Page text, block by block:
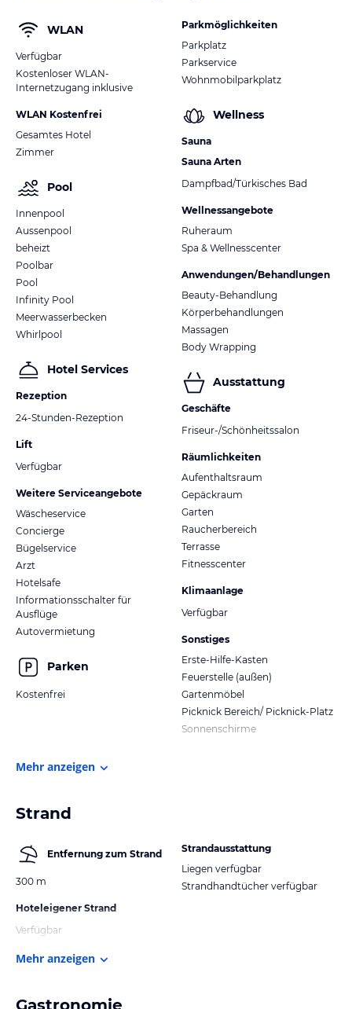
WLAN
Verfügbar
Kostenloser WLAN-
Internetzugang inklusive
WLAN Kostenfrei
Gesamtes Hotel
Zimmer
Pool
Innenpool
Aussenpool
beheizt
Poolbar
Pool
Infinity Pool
Meerwasserbecken
Whirlpool
Hotel Services
Rezeption
24-Stunden-Rezeption
Lift
Verfügbar
Weitere Serviceangebote
Wäscheservice
Concierge
Bügelservice
Arzt
Hotelsafe
Informationsschalter für
Ausflüge
Autovermietung
Parken
Kostenfrei
Parkmöglichkeiten
Parkplatz
Parkservice
Wohnmobilparkplatz
Wellness
Sauna
Sauna Arten
Dampfbad/Türkisches Bad
Wellnessangebote
Ruheraum
Spa & Wellnesscenter
Anwendungen/Behandlungen
Beauty-Behandlung
Körperbehandlungen
Massagen
Body Wrapping
Ausstattung
Geschäfte
Friseur-/Schönheitssalon
Räumlichkeiten
Aufenthaltsraum
Gepäckraum
Garten
Raucherbereich
Terrasse
Fitnesscenter
Klimaanlage
Verfügbar
Sonstiges
Erste-Hilfe-Kasten
Feuerstelle (außen)
Gartenmöbel
Picknick Bereich/ Picknick-Platz
Sonnenschirme
Mehr anzeigen
Strand
Entfernung zum Strand
300 m
Hoteleigener Strand
Verfügbar
Strandausstattung
Liegen verfügbar
Strandhandtücher verfügbar
Mehr anzeigen
Gastronomie